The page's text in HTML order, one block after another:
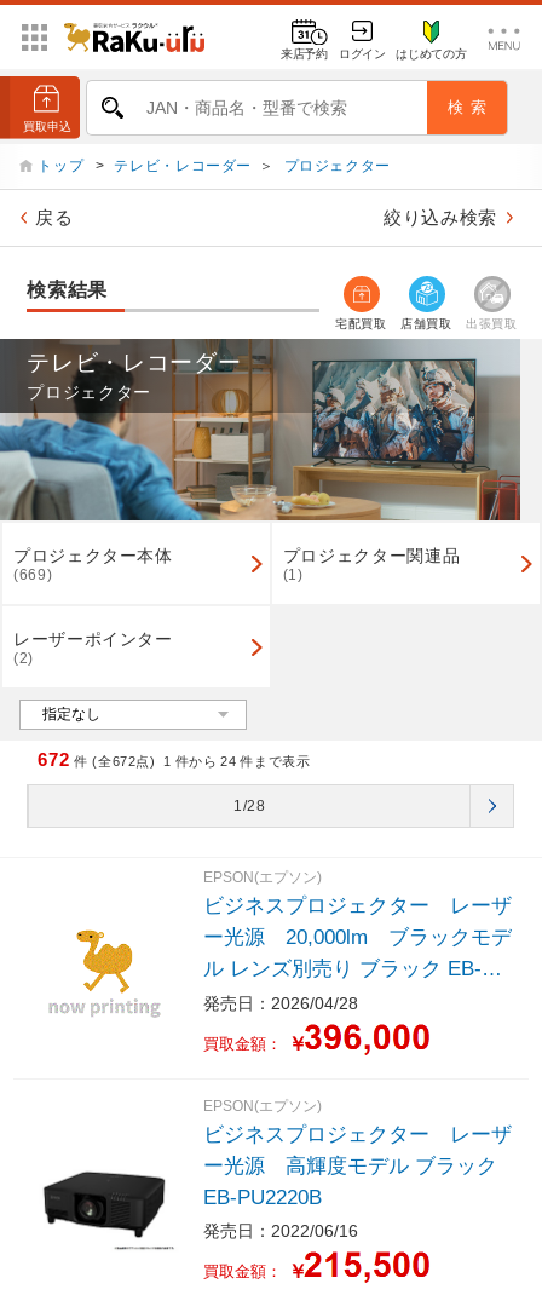
来店予約 ログイン はじめての方
トップ > テレビ・レコーダー ＞ プロジェクター
戻る 絞り込み検索
検索結果
宅配買取 店舗買取 出張買取
テレビ・レコーダー
プロジェクター
プロジェクター本体
(669)
プロジェクター関連品
(1)
レーザーポインター
(2)
672 件 (全672点) 1 件から 24 件まで表示
1/28
EPSON(エプソン)
ビジネスプロジェクター レーザ
ー光源 20,000lm ブラックモデ
ル レンズ別売り ブラック EB-PU
2220S
発売日：2026/04/28
買取金額： ￥
EPSON(エプソン)
ビジネスプロジェクター レーザ
ー光源 高輝度モデル ブラック
EB-PU2220B
発売日：2022/06/16
買取金額： ￥